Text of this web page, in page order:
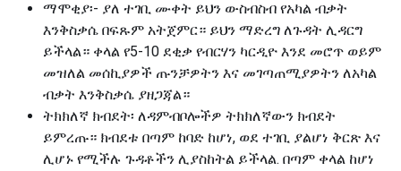
ማሞቂያ፡- ያለ ተገቢ ሙቀት ይህን ውስብስብ የአካል ብቃት
እንቅስቃሴ በፍጹም አትጀምር። ይህን ማድረግ ለጉዳት ሊዳርግ
ይችላል። ቀላል የ5-10 ደቂቃ የብርሃን ካርዲዮ እንደ መሮጥ ወይም
መዝለል መሰኪያዎች ጡንቻዎትን እና መገጣጠሚያዎትን ለአካል
ብቃት እንቅስቃሴ ያዘጋጃል።
ትክክለኛ ክብደት፡ ለዳምብቦሎችዎ ትክክለኛውን ክብደት
ይምረጡ። ክብደቱ በጣም ከባድ ከሆነ, ወደ ተገቢ ያልሆነ ቅርጽ እና
ሊሆኑ የሚችሉ ጉዳቶችን ሊያስከትል ይችላል. በጣም ቀላል ከሆነ